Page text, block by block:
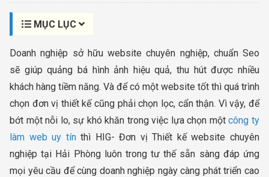
MỤC LỤC
Doanh nghiệp sở hữu website chuyên nghiệp, chuẩn Seo
sẽ giúp quảng bá hình ảnh hiệu quả, thu hút được nhiều
khách hàng tiềm năng. Và để có một website tốt thì quá trình
chọn đơn vị thiết kế cũng phải chọn lọc, cẩn thận. Vì vậy, để
bớt một nỗi lo, sự khó khăn trong việc lựa chọn mộtcông ty
làm web uy tínthì HIG- Đơn vị Thiết kế website chuyên
nghiệp tại Hải Phòng luôn trong tư thế sẵn sàng đáp ứng
mọi yêu cầu để cùng doanh nghiệp ngày càng phát triển cao